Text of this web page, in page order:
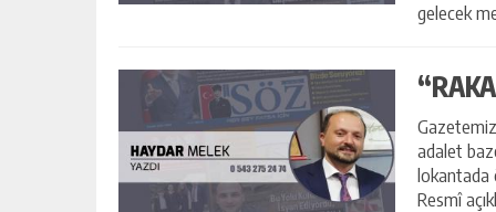
gelecek
adalet
lokantada
Resmî